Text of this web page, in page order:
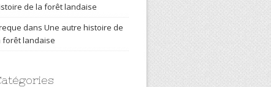
de la forêt landaise
dans Une autre histoire de
forêt landaise